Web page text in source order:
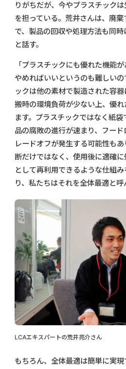
りがちだが、今やプラスチック
を担っている。荒井さんは、廃
で、製品の回収や処理方法も同
と話す。
「プラスチックにも優れた機能
やめればいいというのも難しい
ックは他の素材で製造された容
搬時の環境負荷が少ない上、優
ます。プラスチックではなく紙
品の腐敗の進行が速まり、フー
レードオフが発生する可能性も
断だけではなく、使用後に適確
として再利用できるような仕組
り、私たちはそれを全体最適と呼
LCAエキスパートの荒井亮介さん
もちろん、全体最適は簡単に実現